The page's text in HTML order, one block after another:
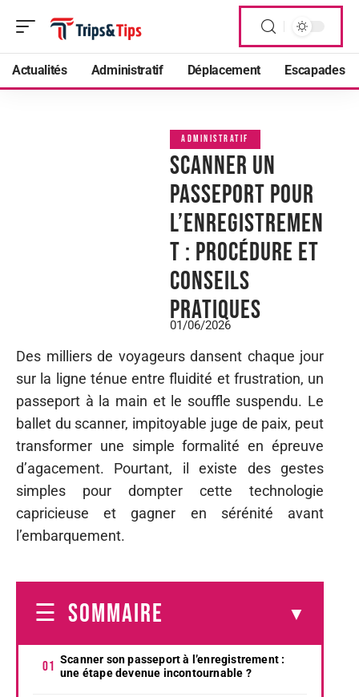
Actualités Administratif Déplacement Escapades
ADMINISTRATIF
Scanner un
passeport pour
l’enregistremen
t : procédure et
conseils
pratiques
01/06/2026
Des milliers de voyageurs dansent chaque jour
sur la ligne ténue entre fluidité et frustration, un
passeport à la main et le souffle suspendu. Le
ballet du scanner, impitoyable juge de paix, peut
transformer une simple formalité en épreuve
d’agacement. Pourtant, il existe des gestes
simples pour dompter cette technologie
capricieuse et gagner en sérénité avant
l’embarquement.
SOMMAIRE
Scanner son passeport à l’enregistrement :
une étape devenue incontournable ?